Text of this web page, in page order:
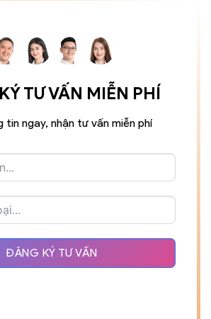
TƯ VẤN MIỄN PHÍ
tin ngay, nhận tư vấn miễn phí
ĐĂNG KÝ TƯ VẤN